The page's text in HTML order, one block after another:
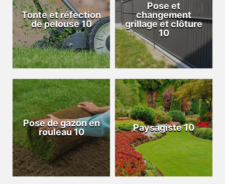
Tonte et réfection
de pelouse 10
Pose et
changement
grillage et clôture
10
Pose de gazon en
rouleau 10
Paysagiste 10